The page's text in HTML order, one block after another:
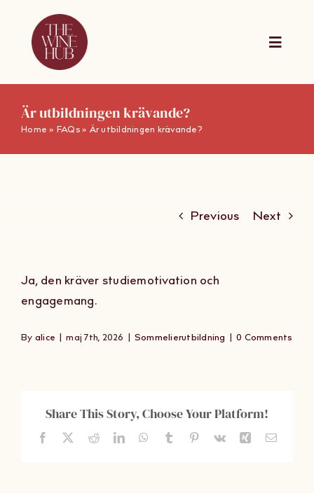
content
Toggle
Presentkort
Om Oss
Är utbildningen krävande?
Home » FAQs» Är utbildningen krävande?
Previous Next
Ja, den kräver studiemotivation och
engagemang.
By alice | maj 7th, 2026 | Sommelierutbildning | 0 Comments
Share This Story, Choose Your Platform!
Facebook RedditLinkedInWhatsApp
Tumblr Pinterest
Vk Xing Email